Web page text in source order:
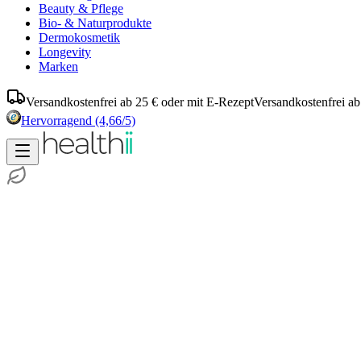
Beauty & Pflege
Bio- & Naturprodukte
Dermokosmetik
Longevity
Marken
Versandkostenfrei ab 25 € oder mit E-RezeptVersandkostenfrei
Hervorragend (4,66/5)